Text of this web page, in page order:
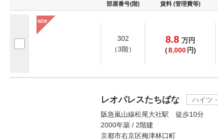
部屋番号(階) 賃料 (管理費等)
302
（3階）
8.8 万円
(8,000 円)
レオパレスたちばな
ハイツ
阪急嵐山線松尾大社駅 徒歩10分
2000年築 / 2階建
京都市右京区梅津林口町